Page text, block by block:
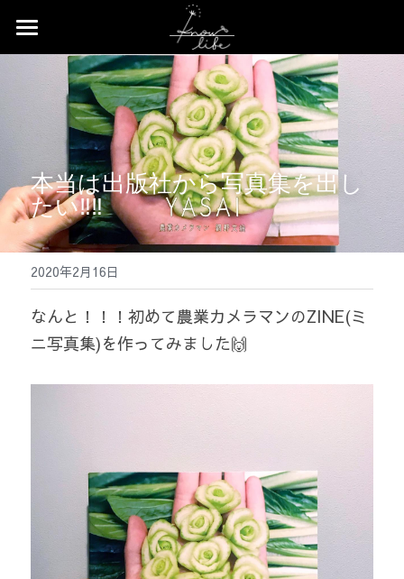
Home
News
Profile
Works
Event
Contact
Shop
本当は出版社から写真集を出し
たい‼️‼️
2020年2月16日
なんと！！！初めて農業カメラマンのZINE(ミ
ニ写真集)を作ってみました🙌
ストアカテゴリー
すべてのカテゴリー